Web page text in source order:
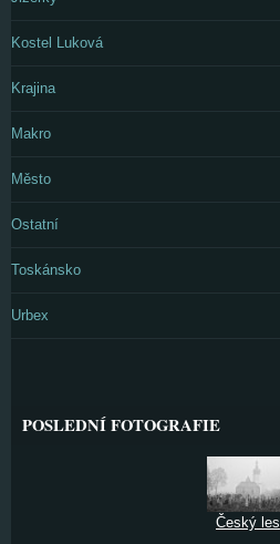
Kostel Luková
Krajina
Makro
Město
Ostatní
Toskánsko
Urbex
POSLEDNÍ FOTOGRAFIE
Český les